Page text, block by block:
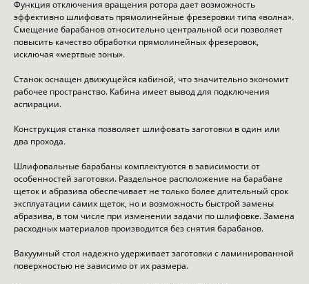
Функция отключения вращения ротора дает возможность
эффективно шлифовать прямолинейные фрезеровки типа «волна».
Смещение барабанов относительно центральной оси позволяет
повысить качество обработки прямолинейных фрезеровок,
исключая «мертвые зоны».
Станок оснащен движущейся кабиной, что значительно экономит
рабочее пространство. Кабина имеет вывод для подключения
аспирации.
Конструкция станка позволяет шлифовать заготовки в один или
два прохода.
Шлифовальные барабаны комплектуются в зависимости от
особенностей заготовки. Раздельное расположение на барабане
щеток и абразива обеспечивает не только более длительный срок
эксплуатации самих щеток, но и возможность быстрой замены
абразива, в том числе при изменении задачи по шлифовке. Замена
расходных материалов производится без снятия барабанов.
Вакуумный стол надежно удерживает заготовки с ламинированной
поверхностью не зависимо от их размера.